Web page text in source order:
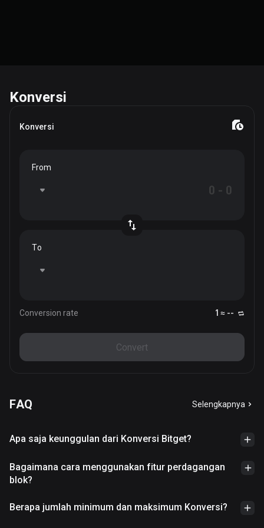
Konversi
Konversi
From
To
Conversion rate 1 ≈ --
Convert
FAQ Selengkapnya
Apa saja keunggulan dari Konversi Bitget?
Bagaimana cara menggunakan fitur perdagangan
blok?
Berapa jumlah minimum dan maksimum Konversi?